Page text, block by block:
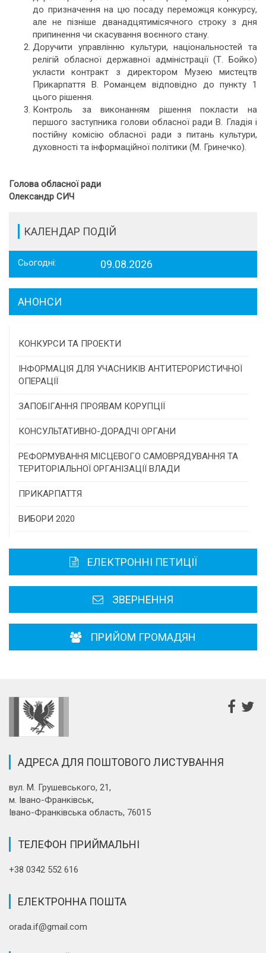
до призначення на цю посаду переможця конкурсу,
але не пізніше дванадцятимісячного строку з дня
припинення чи скасування воєнного стану.
Доручити управлінню культури, національностей та
релігій обласної державної адміністрації (Т. Бойко)
укласти контракт з директором Музею мистецтв
Прикарпаття В. Романцем відповідно до пункту 1
цього рішення.
Контроль за виконанням рішення покласти на
першого заступника голови обласної ради В. Гладія і
постійну комісію обласної ради з питань культури,
духовності та інформаційної політики (М. Гринечко).
Голова обласної ради
Олександр СИЧ
КАЛЕНДАР ПОДІЙ
Сьогодні: 09.08.2026
АНОНСИ
КОНКУРСИ ТА ПРОЕКТИ
Конкурс проектів та програм місцевого
самоврядування
Конкурс інститутів громадянського суспільства
Програми/конкурси МТД
ІНФОРМАЦІЯ ДЛЯ УЧАСНИКІВ АНТИТЕРОРИСТИЧНОЇ
ОПЕРАЦІЇ
ЗАПОБІГАННЯ ПРОЯВАМ КОРУПЦІЇ
КОНСУЛЬТАТИВНО-ДОРАДЧІ ОРГАНИ
Консультативна рада
РЕФОРМУВАННЯ МІСЦЕВОГО САМОВРЯДУВАННЯ ТА
ТЕРИТОРІАЛЬНОЇ ОРГАНІЗАЦІЇ ВЛАДИ
ПРИКАРПАТТЯ
Історична довідка
Районні, міські ради
ВИБОРИ 2020
ЕЛЕКТРОННІ ПЕТИЦІЇ
ЗВЕРНЕННЯ
ПРИЙОМ ГРОМАДЯН
АДРЕСА ДЛЯ ПОШТОВОГО ЛИСТУВАННЯ
вул. М. Грушевського, 21,
м. Івано-Франківськ,
Івано-Франківська область, 76015
ТЕЛЕФОН ПРИЙМАЛЬНІ
+38 0342 552 616
ЕЛЕКТРОННА ПОШТА
orada.if@gmail.com